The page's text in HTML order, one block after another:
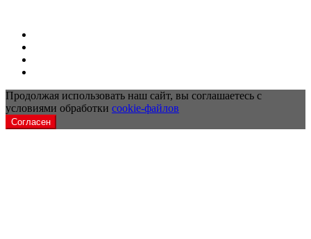
Продолжая использовать наш сайт, вы соглашаетесь с
условиями обработки cookie-файлов
Согласен